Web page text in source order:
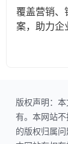
覆盖营销、
案，助力企
版权声明：
有。本网站
的版权归属问